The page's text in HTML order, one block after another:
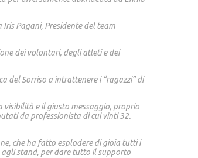
Pagani, Presidente del team
dei volontari, degli atleti e dei
del Sorriso a intrattenere i “ragazzi” di
visibilità e il giusto messaggio, proprio
da professionista di cui vinti 32.
che ha fatto esplodere di gioia tutti i
agli stand, per dare tutto il supporto